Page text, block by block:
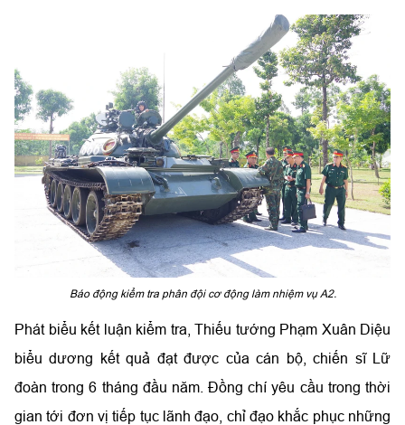
Báo động kiểm tra phân đội cơ động làm nhiệm vụ A2.
Phát biểu kết luận kiểm tra, Thiếu tướng Phạm Xuân Diệu
biểu dương kết quả đạt được của cán bộ, chiến sĩ Lữ
đoàn trong 6 tháng đầu năm. Đồng chí yêu cầu trong thời
gian tới đơn vị tiếp tục lãnh đạo, chỉ đạo khắc phục những